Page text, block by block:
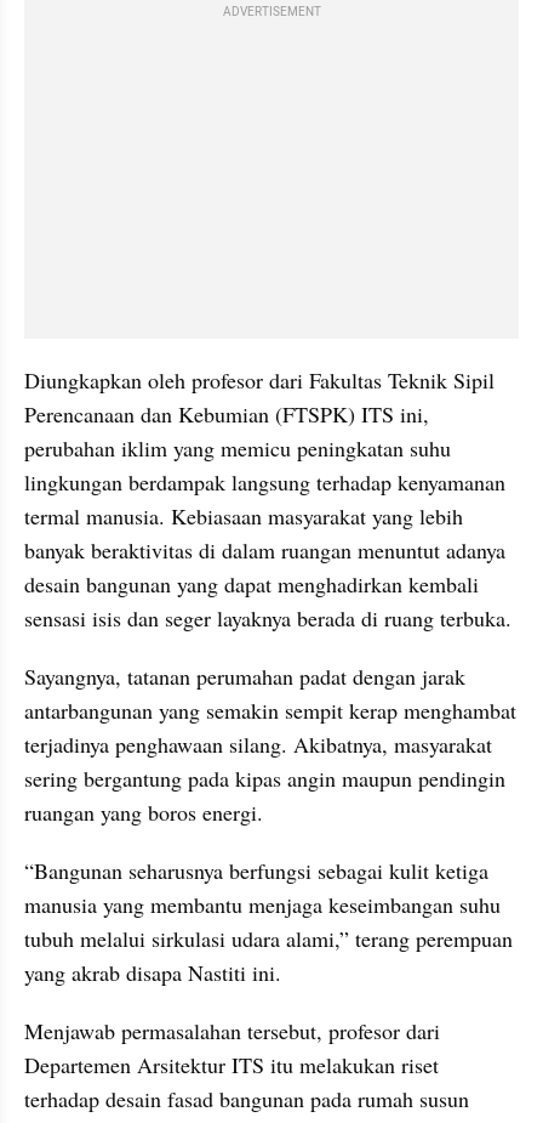
ADVERTISEMENT
Diungkapkan oleh profesor dari Fakultas Teknik Sipil
Perencanaan dan Kebumian (FTSPK) ITS ini,
perubahan iklim yang memicu peningkatan suhu
lingkungan berdampak langsung terhadap kenyamanan
termal manusia. Kebiasaan masyarakat yang lebih
banyak beraktivitas di dalam ruangan menuntut adanya
desain bangunan yang dapat menghadirkan kembali
sensasi isis dan seger layaknya berada di ruang terbuka.
Sayangnya, tatanan perumahan padat dengan jarak
antarbangunan yang semakin sempit kerap menghambat
terjadinya penghawaan silang. Akibatnya, masyarakat
sering bergantung pada kipas angin maupun pendingin
ruangan yang boros energi.
“Bangunan seharusnya berfungsi sebagai kulit ketiga
manusia yang membantu menjaga keseimbangan suhu
tubuh melalui sirkulasi udara alami,” terang perempuan
yang akrab disapa Nastiti ini.
Menjawab permasalahan tersebut, profesor dari
Departemen Arsitektur ITS itu melakukan riset
terhadap desain fasad bangunan pada rumah susun